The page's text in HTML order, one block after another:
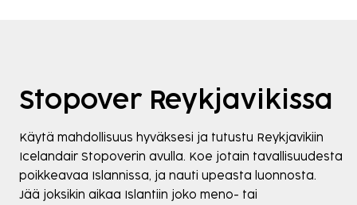
Stopover Reykjavikissa
Käytä mahdollisuus hyväksesi ja tutustu Reykjavikiin
Icelandair Stopoverin avulla. Koe jotain tavallisuudesta
poikkeavaa Islannissa, ja nauti upeasta luonnosta.
Jää joksikin aikaa Islantiin joko meno- tai